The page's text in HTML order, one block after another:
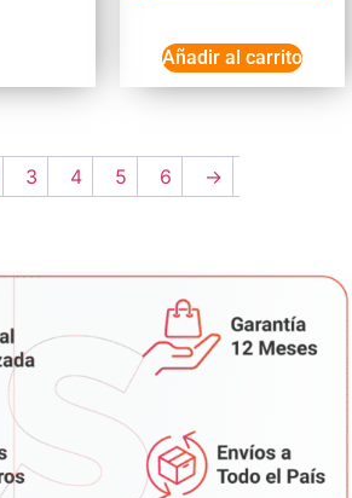
Añadir al carrito
3 4 5 6 →